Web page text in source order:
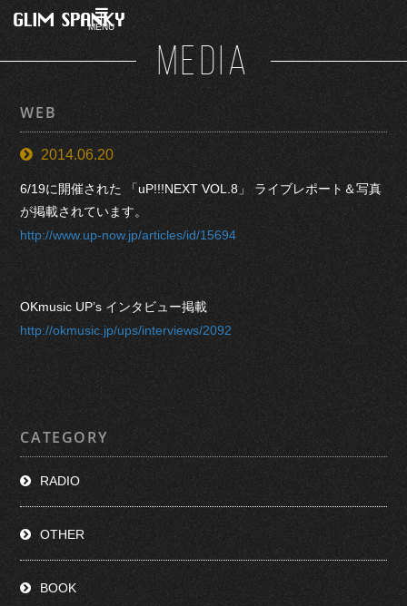
MENU
MEDIA
WEB
2014.06.20
6/19に開催された 「uP!!!NEXT VOL.8」 ライブレポート＆写真
が掲載されています。
http://www.up-now.jp/articles/id/15694
OKmusic UP’s インタビュー掲載
http://okmusic.jp/ups/interviews/2092
CATEGORY
RADIO
OTHER
BOOK